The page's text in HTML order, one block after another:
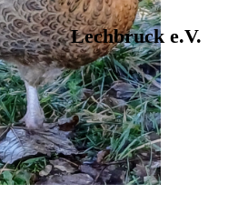
Lechbruck e.V.